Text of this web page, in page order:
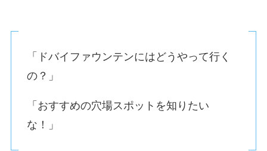
「ドバイファウンテンにはどうやって行く
の？」
「おすすめの穴場スポットを知りたい
な！」